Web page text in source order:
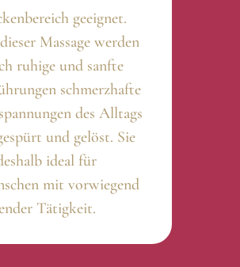
geeignet.
Massage werden
ruhige und sanfte
schmerzhafte
des Alltags
und gelöst. Sie
ideal für
mit vorwiegend
Tätigkeit.